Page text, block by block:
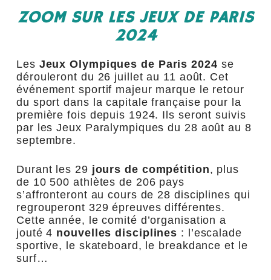
ZOOM SUR LES JEUX DE PARIS
2024
Les Jeux Olympiques de Paris 2024 se
dérouleront du 26 juillet au 11 août. Cet
événement sportif majeur marque le retour
du sport dans la capitale française pour la
première fois depuis 1924. Ils seront suivis
par les Jeux Paralympiques du 28 août au 8
septembre.
Durant les 29 jours de compétition, plus
de 10 500 athlètes de 206 pays
s’affronteront au cours de 28 disciplines qui
regrouperont 329 épreuves différentes.
Cette année, le comité d’organisation a
jouté 4 nouvelles disciplines : l’escalade
sportive, le skateboard, le breakdance et le
surf…